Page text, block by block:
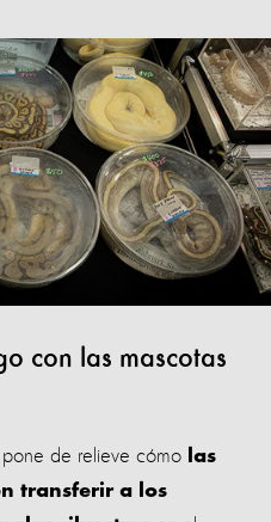
con las mascotas
de relieve cómo las
transferir a los